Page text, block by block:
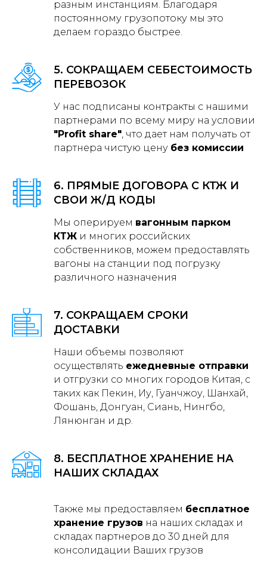
разным инстанциям. Благодаря
постоянному грузопотоку мы это
делаем гораздо быстрее.
5. СОКРАЩАЕМ СЕБЕСТОИМОСТЬ
ПЕРЕВОЗОК
У нас подписаны контракты с нашими
партнерами по всему миру на условии
"Profit share", что дает нам получать от
партнера чистую цену без комиссии
6. ПРЯМЫЕ ДОГОВОРА С КТЖ И
СВОИ Ж/Д КОДЫ
Мы оперируем вагонным парком
КТЖ и многих российских
собственников, можем предоставлять
вагоны на станции под погрузку
различного назначения
7. СОКРАЩАЕМ СРОКИ
ДОСТАВКИ
Наши объемы позволяют
осуществлять ежедневные отправки
и отгрузки со многих городов Китая, с
таких как Пекин, Иу, Гуанчжоу, Шанхай,
Фошань, Донгуан, Сиань, Нингбо,
Лянюнган и др.
8. БЕСПЛАТНОЕ ХРАНЕНИЕ НА
НАШИХ СКЛАДАХ
Также мы предоставляем бесплатное
хранение грузов на наших складах и
складах партнеров до 30 дней для
консолидации Ваших грузов